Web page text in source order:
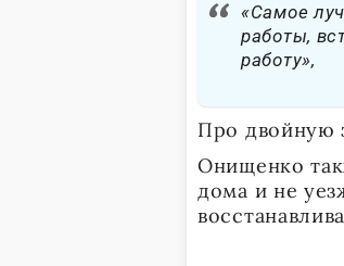
«Самое
работы,
работу»,
Про двойную
Онищенко
дома и не